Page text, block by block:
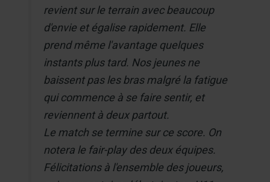
revient sur le terrain avec beaucoup
d'envie et égalise rapidement. Elle
prend même l'avantage quelques
instants plus tard. Nos jeunes ne
baissent pas les bras malgré la fatigue
qui commence à se faire sentir, et
reviennent à deux partout.
Le match se termine sur ce score. On
notera le fair-play des deux équipes.
Félicitations à l'ensemble des joueurs,